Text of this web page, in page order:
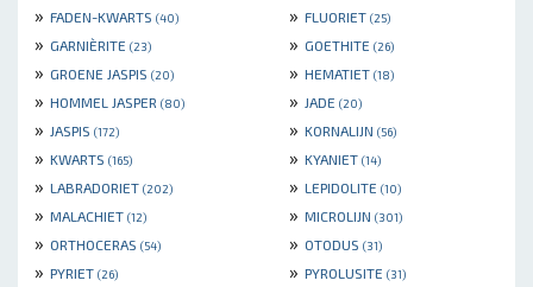
» FADEN-KWARTS (40) » FLUORIET (25)
» GARNIÈRITE (23) » GOETHITE (26)
» GROENE JASPIS (20) » HEMATIET (18)
» HOMMEL JASPER (80) » JADE (20)
» JASPIS (172) » KORNALIJN (56)
» KWARTS (165) » KYANIET (14)
» LABRADORIET (202) » LEPIDOLITE (10)
» MALACHIET (12) » MICROLIJN (301)
» ORTHOCERAS (54) » OTODUS (31)
» PYRIET (26) » PYROLUSITE (31)